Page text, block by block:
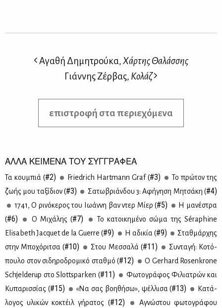
Αγαθή Δημητρούκα, Χάρτης Θαλάσσης
Γιάννης Ζέρβας, Κολάζ
επιστροφή στα περιεχόμενα
ΑΛΛΑ ΚΕΙΜΕΝΑ ΤΟΥ ΣΥΓΓΡΑΦΕΑ
Τα κου­μπιά (#2) Friedrich Hartmann Graf (#3)
Το πρώ­τον της
ζω­ής μου τα­ξί­διον (#3) Σα­τω­βριάν­δου 3: Αφή­γη­ση Μη­τσά­κη (#4)
1741, Ο ρι­νό­κε­ρος του Ιω­άν­νη βαν ντερ Μί­ερ (#5)
Η μα­νέ­στρα
(#6) Ο Μι­χά­λης (#7)
Το κα­τοι­κη­μέ­νο σώ­μα της Séraphine
Elisabeth Jacquet de la Guerre (#9) Η αδι­κία (#9)
Σταθ­μάρ­χης
στην Μπο­χό­ρι­τσα (#10) Στου Μεσ­σα­λά (#11)
Συ­ντα­γή: Κο­τό­
που­λο στον σι­δη­ρο­δρο­μι­κό σταθ­μό (#12)
O Gerhard Rosenkrone
Schjelderup στο Slottsparken (#11)
Φω­το­γρά­φος Φι­λια­τρών και
Κυ­πα­ρισ­σί­ας (#15) «Να σας βοη­θή­σω», ψέλ­λι­σα (#13)
Κα­τά­
λο­γος υλι­κών κο­κτέιλ γή­ρα­τος (#12)
Αγνώ­στου φω­το­γρά­φου